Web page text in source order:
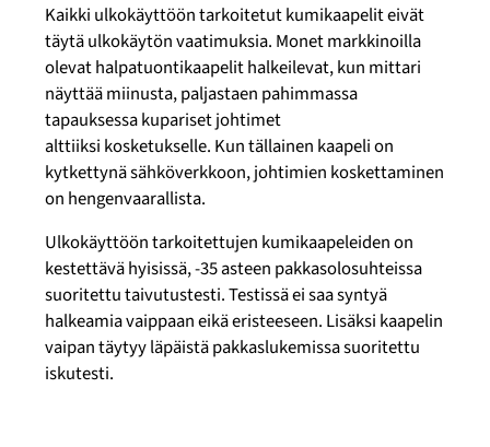
Kaikki ulkokäyttöön tarkoitetut kumikaapelit eivät
täytä ulkokäytön vaatimuksia. Monet markkinoilla
olevat halpatuontikaapelit halkeilevat, kun mittari
näyttää miinusta, paljastaen pahimmassa
tapauksessa kupariset johtimet
alttiiksi kosketukselle. Kun tällainen kaapeli on
kytkettynä sähköverkkoon, johtimien koskettaminen
on hengenvaarallista.
Ulkokäyttöön tarkoitettujen kumikaapeleiden on
kestettävä hyisissä, -35 asteen pakkasolosuhteissa
suoritettu taivutustesti. Testissä ei saa syntyä
halkeamia vaippaan eikä eristeeseen. Lisäksi kaapelin
vaipan täytyy läpäistä pakkaslukemissa suoritettu
iskutesti.